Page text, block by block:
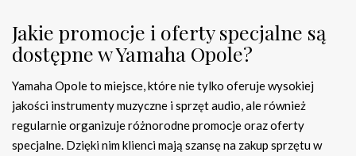
Jakie promocje i oferty specjalne są
dostępne w Yamaha Opole?
Yamaha Opole to miejsce, które nie tylko oferuje wysokiej
jakości instrumenty muzyczne i sprzęt audio, ale również
regularnie organizuje różnorodne promocje oraz oferty
specjalne. Dzięki nim klienci mają szansę na zakup sprzętu w